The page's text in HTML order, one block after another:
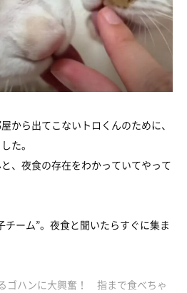
から出てこないトロくんのために、
た。
、夜食の存在をわかっていてやって
チーム”。夜食と聞いたらすぐに集ま
ゴハンに大興奮！ 指まで食べちゃ